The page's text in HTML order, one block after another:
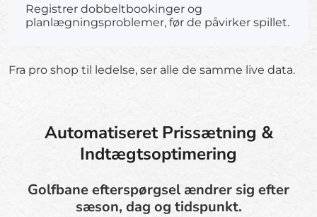
Registrer dobbeltbookinger og
planlægningsproblemer, før de påvirker spillet.
Fra pro shop til ledelse, ser alle de samme live data.
Automatiseret Prissætning &
Indtægtsoptimering
Golfbane efterspørgsel ændrer sig efter
sæson, dag og tidspunkt.